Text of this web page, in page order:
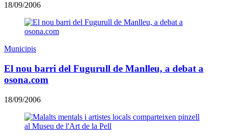
18/09/2006
Municipis
El nou barri del Fugurull de Manlleu, a debat a
osona.com
18/09/2006